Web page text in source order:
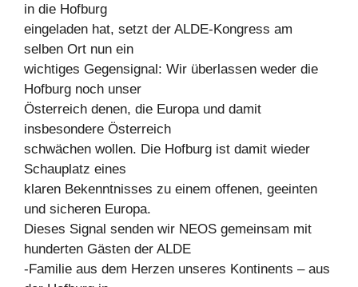
in die Hofburg
eingeladen hat, setzt der ALDE-Kongress am
selben Ort nun ein
wichtiges Gegensignal: Wir überlassen weder die
Hofburg noch unser
Österreich denen, die Europa und damit
insbesondere Österreich
schwächen wollen. Die Hofburg ist damit wieder
Schauplatz eines
klaren Bekenntnisses zu einem offenen, geeinten
und sicheren Europa.
Dieses Signal senden wir NEOS gemeinsam mit
hunderten Gästen der ALDE
-Familie aus dem Herzen unseres Kontinents – aus